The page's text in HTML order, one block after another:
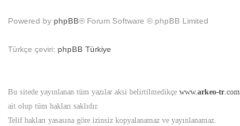
Powered by phpBB® Forum Software © phpBB Limited
Türkçe çeviri: phpBB Türkiye
Bu sitede yayınlanan tüm yazılar aksi belirtilmedikçe www.arkeo-tr.com
ait olup tüm hakları saklıdır.
Telif hakları yasasına göre izinsiz kopyalanamaz ve yayınlanamaz.